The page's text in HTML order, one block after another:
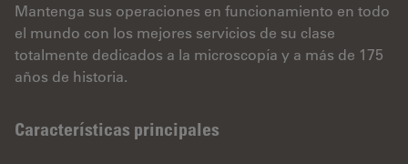
Mantenga sus operaciones en funcionamiento en todo
el mundo con los mejores servicios de su clase
totalmente dedicados a la microscopía y a más de 175
años de historia.
Características principales